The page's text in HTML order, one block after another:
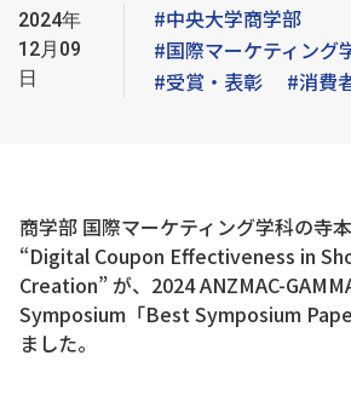
2024年
12月09
日
#中央大学商学部
#国際マーケティング
#受賞・表彰
#消費
商学部 国際マーケティング学科の寺
“Digital Coupon Effectiveness in
Creation” が、2024 ANZMAC-
Symposium「Best Symposium
ました。